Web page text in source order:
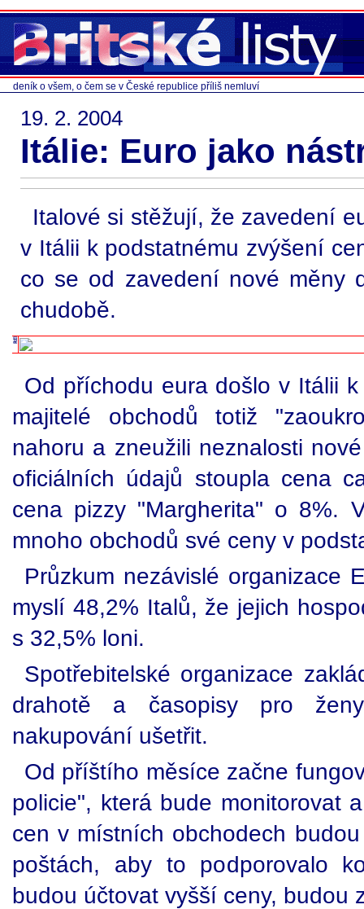
deník o všem, o čem se v České republice příliš nemluví
19. 2. 2004
Itálie: Euro jako
Italové si stěžují, že zavedení
v Itálii k podstatnému zvýšení
co se od zavedení nové měny
chudobě.
Od příchodu eura došlo v Itálii
majitelé obchodů totiž
nahoru a zneužili neznalosti
oficiálních údajů stoupla cena
cena pizzy "Margherita" o 8%.
mnoho obchodů své ceny v
Průzkum nezávislé organizace
myslí 48,2% Italů, že jejich
s 32,5% loni.
Spotřebitelské organizace
drahotě a časopisy pro
nakupování ušetřit.
Od příštího měsíce začne
policie", která bude monitorovat
cen v místních obchodech
poštách, aby to podporovalo
budou účtovat vyšší ceny, budou